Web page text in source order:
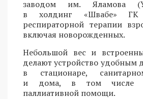
заводом им. Яламова
в холдинг «Швабе» ГК
респираторной терапии
включая новорожденных.
Небольшой вес и
делают устройство удобным
в стационаре,
и дома, в том числе
паллиативной помощи.